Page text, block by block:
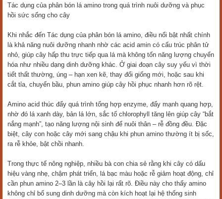
Tác dụng của phân bón lá amino trong quá trình nuôi dưỡng và phục
hồi sức sống cho cây
Khi nhắc đến Tác dụng của phân bón lá amino, điều nổi bật nhất chính
là khả năng nuôi dưỡng nhanh nhờ các acid amin có cấu trúc phân tử
nhỏ, giúp cây hấp thu trực tiếp qua lá mà không tốn năng lượng chuyển
hóa như nhiều dạng dinh dưỡng khác. Ở giai đoạn cây suy yếu vì thời
tiết thất thường, úng – hạn xen kẽ, thay đổi giống mới, hoặc sau khi
cắt tỉa, chuyển bầu, phun amino giúp cây hồi phục nhanh hơn rõ rệt.
Amino acid thúc đẩy quá trình tổng hợp enzyme, đẩy mạnh quang hợp,
nhờ đó lá xanh dày, bản lá lớn, sắc tố chlorophyll tăng lên giúp cây “bắt
nắng mạnh”, tạo năng lượng nội sinh để nuôi thân – rễ đồng đều. Đặc
biệt, cây con hoặc cây mới sang chậu khi phun amino thường ít bị sốc,
ra rễ khỏe, bật chồi nhanh.
Trong thực tế nông nghiệp, nhiều bà con chia sẻ rằng khi cây có dấu
hiệu vàng nhẹ, chậm phát triển, lá bạc màu hoặc rễ giảm hoạt động, chỉ
cần phun amino 2–3 lần là cây hồi lại rất rõ. Điều này cho thấy amino
không chỉ bổ sung dinh dưỡng mà còn kích hoạt lại hệ thống sinh